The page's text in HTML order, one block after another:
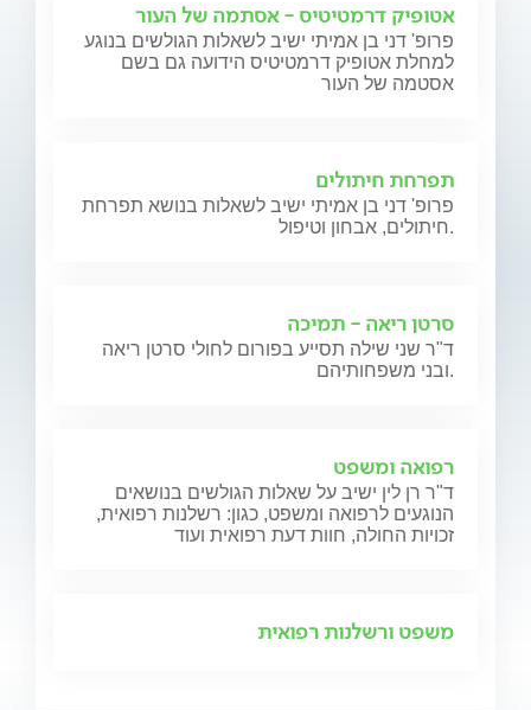
אטופיק דרמטיטיס - אסתמה של העור
פרופ' דני בן אמיתי ישיב לשאלות הגולשים בנוגע
למחלת אטופיק דרמטיטיס הידועה גם בשם
אסטמה של העור
תפרחת חיתולים
פרופ' דני בן אמיתי ישיב לשאלות בנושא תפרחת
חיתולים, אבחון וטיפול.
סרטן ריאה - תמיכה
ד"ר שני שילה תסייע בפורום לחולי סרטן ריאה
ובני משפחותיהם.
רפואה ומשפט
ד"ר רן לין ישיב על שאלות הגולשים בנושאים
הנוגעים לרפואה ומשפט, כגון: רשלנות רפואית,
זכויות החולה, חוות דעת רפואית ועוד
משפט ורשלנות רפואית